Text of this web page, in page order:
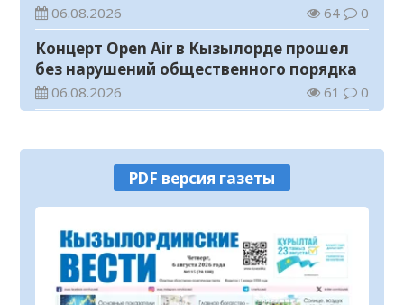
06.08.2026 64 0
Концерт Open Air в Кызылорде прошел
без нарушений общественного порядка
06.08.2026 61 0
конкурс видеороликов о семейных
ценностях и Конституции
06.08.2026
Соблюдение правил пожарной
безопасности – обязанность каждого
гражданина
06.08.2026 28
Состоялось заседание республиканской
PDF версия газеты